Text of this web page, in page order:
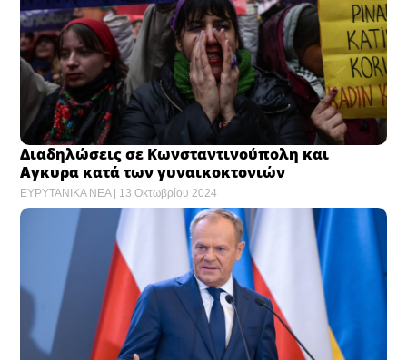
Διαδηλώσεις σε Κωνσταντινούπολη και
Αγκυρα κατά των γυναικοκτονιών
ΕΥΡΥΤΑΝΙΚΑ ΝΕΑ 13 Οκτωβρίου 2024